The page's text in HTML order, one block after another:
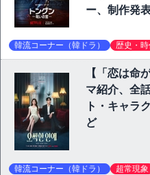
ー、制作発
韓流コーナー（韓ドラ） 歴史・
【「恋は命
マ紹介、全
ト・キャラ
ど
韓流コーナー（韓ドラ） 超常現象